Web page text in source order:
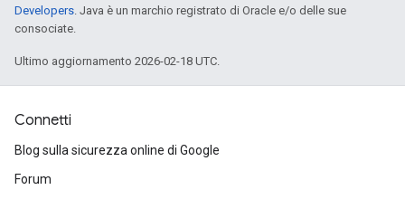
Developers . Java è un marchio registrato di Oracle e/o delle sue
consociate.
Ultimo aggiornamento 2026-02-18 UTC.
Connetti
Blog sulla sicurezza online di Google
Forum